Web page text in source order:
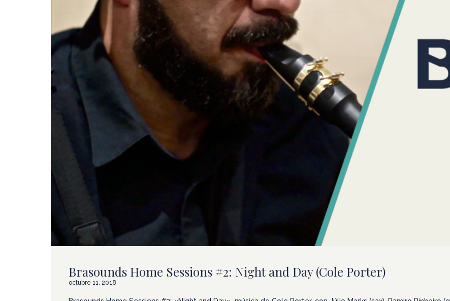
Brasounds Home Sessions #2: Night and Day (Cole Porter)
octubre 11, 2018